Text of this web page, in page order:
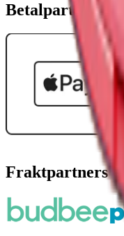
Betalpartner
Fraktpartners